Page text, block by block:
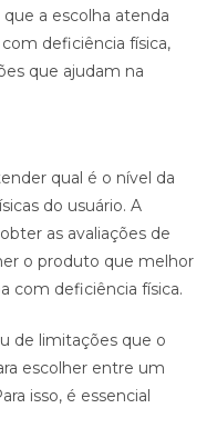
a escolha atenda
deficiência física,
que ajudam na
qual é o nível da
do usuário. A
as avaliações de
o produto que melhor
com deficiência física.
de limitações que o
escolher entre um
isso, é essencial